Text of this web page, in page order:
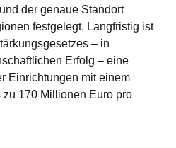
der genaue Standort
festgelegt. Langfristig ist
– in
Erfolg – eine
Einrichtungen mit einem
170 Millionen Euro pro